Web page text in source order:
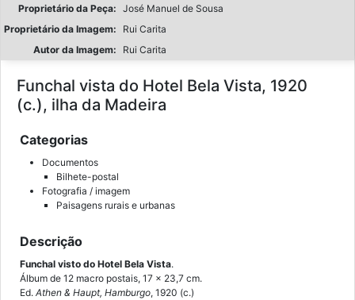
Proprietário da Peça: José Manuel de Sousa
Proprietário da Imagem:
Rui Carita
Autor da Imagem:
Rui Carita
Funchal vista do Hotel Bela Vista, 1920
(c.), ilha da Madeira
Categorias
Documentos
Bilhete-postal
Fotografia / imagem
Paisagens rurais e urbanas
Descrição
Funchal visto do Hotel Bela Vista.
Álbum de 12 macro postais, 17 x 23,7 cm.
Ed. Athen & Haupt, Hamburgo, 1920 (c.)